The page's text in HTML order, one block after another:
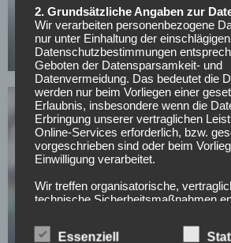
All or Nothing: Hearts &
der Krone
15.05.2026
FC SCHALKE 04
Offiziell: Schalke verlängert
Vereinslegende
2. Grundsätzliche Angaben zur
Wir verarbeiten personenbezogene
nur unter Einhaltung der einschlägigen
Datenschutzbestimmungen
Geboten der Datensparsamkeit- und
Datenvermeidung. Das bedeutet die
werden nur beim Vorliegen einer
Erlaubnis, insbesondere wenn die
Erbringung unserer vertraglichen
Online-Services erforderlich, bzw.
vorgeschrieben sind oder beim
Einwilligung verarbeitet.
Wir treffen organisatorische,
technische Sicherheitsmaßnahmen
Vorschriften der Datenschutzgesetze
werden und um damit die durch uns
Essenziell